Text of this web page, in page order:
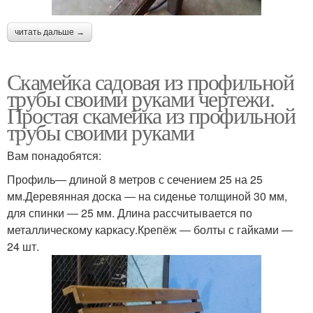
читать дальше →
Скамейка садовая из профильной
трубы своими руками чертежи.
Простая скамейка из профильной
трубы своими руками
Вам понадобятся:
Профиль― длиной 8 метров с сечением 25 на 25
мм.Деревянная доска ― на сиденье толщиной 30 мм,
для спинки ― 25 мм. Длина рассчитывается по
металлическому каркасу.Крепёж ― болты с гайками ―
24 шт.